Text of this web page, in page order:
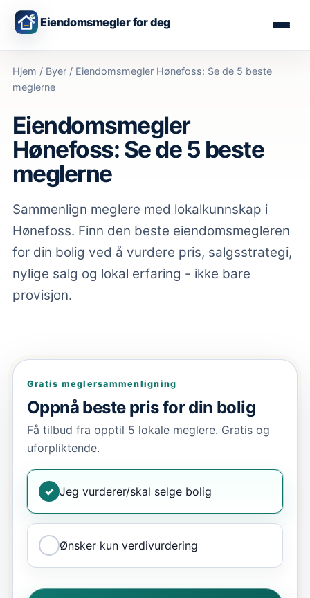
Eiendomsmegler for deg
Hjem / Byer / Eiendomsmegler Hønefoss: Se de 5 beste
meglerne
Eiendomsmegler
Hønefoss: Se de 5 beste
meglerne
Sammenlign meglere med lokalkunnskap i
Hønefoss. Finn den beste eiendomsmegleren
for din bolig ved å vurdere pris, salgsstrategi,
nylige salg og lokal erfaring - ikke bare
provisjon.
Gratis meglersammenligning
Oppnå beste pris for din bolig
Få tilbud fra opptil 5 lokale meglere. Gratis og
uforpliktende.
✓ Jeg vurderer/skal selge bolig
Ønsker kun verdivurdering